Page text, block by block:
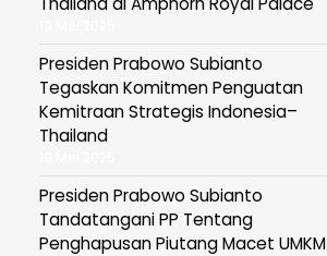
Presiden Prabowo Subianto
Tegaskan Komitmen Penguatan
Kemitraan Strategis Indonesia–
Thailand
Presiden Prabowo Subianto
Tandatangani PP Tentang
Penghapusan Piutang Macet UMKM